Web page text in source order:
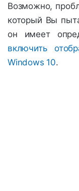
Возможно,
который Вы
он имеет
включить
Windows 10.